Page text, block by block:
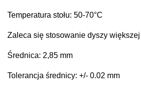
Temperatura stołu: 50-70°C
Zaleca się stosowanie dyszy
Średnica: 2,85 mm
Tolerancja średnicy: +/- 0.02 mm